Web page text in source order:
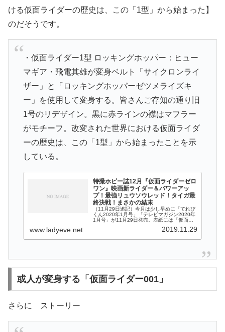
ける仮面ライダーの歴史は、この「1型」から始まった】
のだそうです。
・仮面ライダー1型 ロッキングホッパー：ヒュー
マギア・飛電其雄が変身ベルト「サイクロンライ
ザー」と「ロッキングホッパーゼツメライズキ
ー」を使用して変身する。皆さんご存知の通り旧
1号のリデザイン。黒に赤ラインの襟はマフラー
がモチーフ。改変された世界における仮面ライダ
ーの歴史は、この「1型」から始まったことを示
している。
特撮ホビー誌12月『仮面ライダーゼロ
ワン』映画新ライダー＆パワーアッ
プ！最強リュウソウレッド！タイガ最
終決戦！まさかの結末
（11月29日追記）今月は少し早めに「てれび
くん2020年1月号」「テレビマガジン2020年
1月号」が11月29日発売。表紙には「仮面ラ
ー」「仮面ライダーバルカン アサルトウル
www.ladyeve.net 2019.11.29
或人が変身する「仮面ライダー001」
さらに ストーリー